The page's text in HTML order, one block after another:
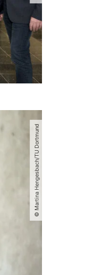
© Martina Hengesbach​/​TU Dortmund